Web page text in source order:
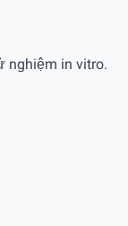
nghiệm in vitro.